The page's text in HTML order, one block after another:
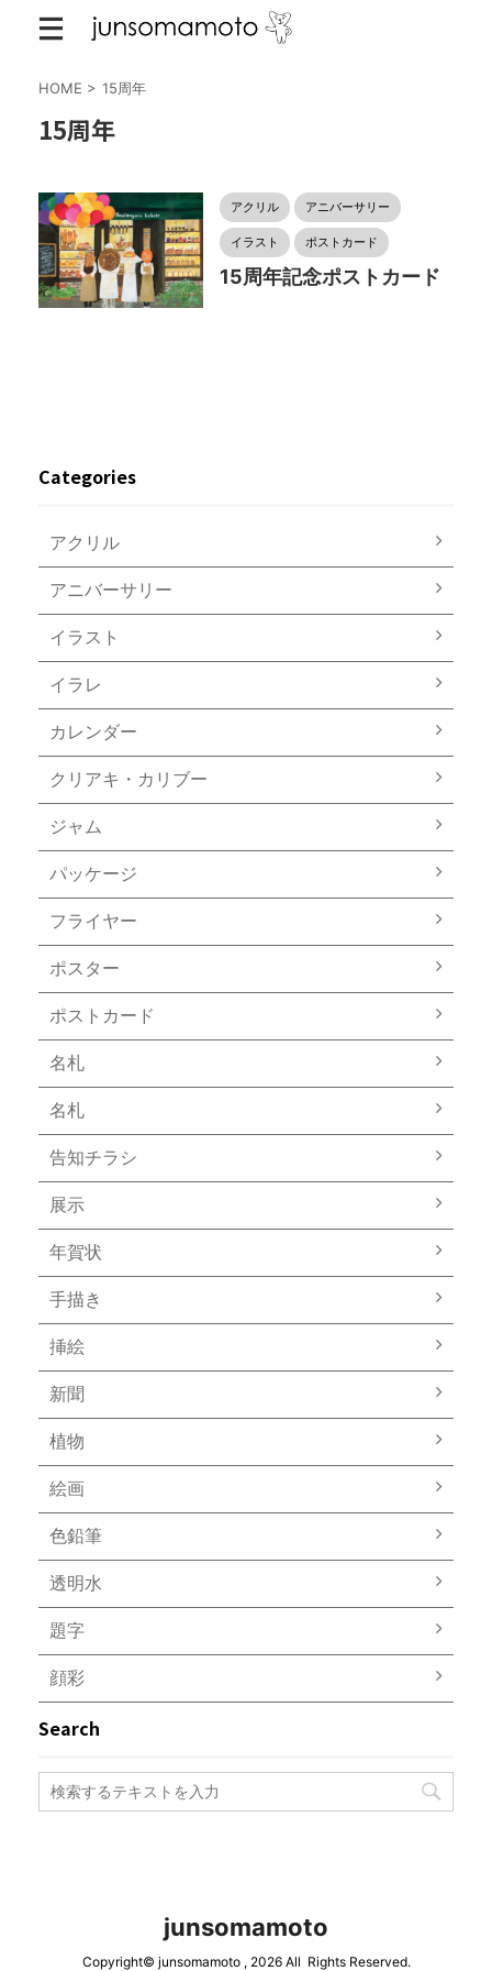
HOME > 15周年
15周年
アクリル アニバーサリー
イラスト ポストカード
15周年記念ポストカード
Categories
アクリル
アニバーサリー
イラスト
イラレ
カレンダー
クリアキ・カリブー
ジャム
パッケージ
フライヤー
ポスター
ポストカード
名札
名札
告知チラシ
展示
年賀状
手描き
挿絵
新聞
植物
絵画
色鉛筆
透明水
題字
顔彩
Search
junsomamoto
Copyright© junsomamoto , 2026 All Rights Reserved.